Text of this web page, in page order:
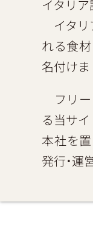
イタリア
イタリ
れる食
名付けま
フリー
る当サ
本社を
発行・運